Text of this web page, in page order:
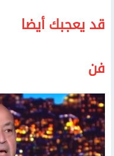
بإسبانيا
قد يعجبك أيضا
فن